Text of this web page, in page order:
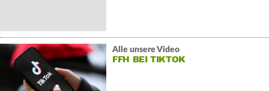
Alle unsere Video
FFH BEI TIKTOK